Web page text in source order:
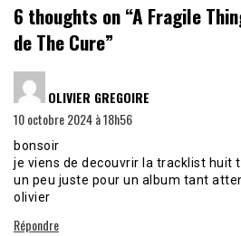
6 thoughts on “A Fragile
de The Cure”
OLIVIER GREGOIRE
10 octobre 2024 à 18h56
bonsoir
je viens de decouvrir la tracklist huit
un peu juste pour un album tant
olivier
Répondre